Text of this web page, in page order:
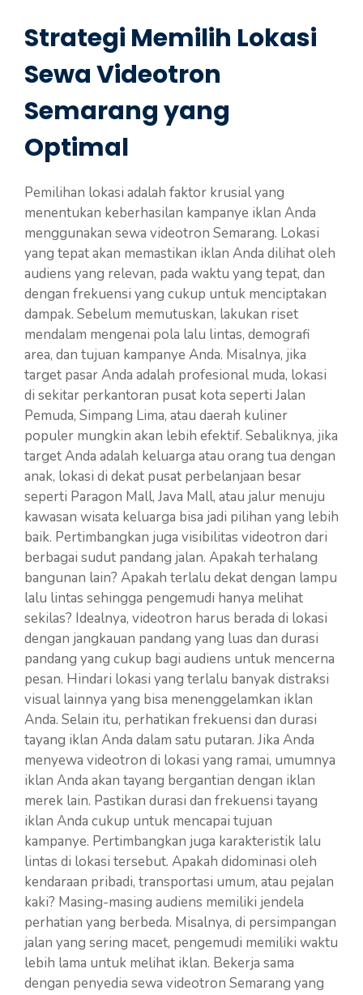
Strategi Memilih Lokasi
Sewa Videotron
Semarang yang
Optimal
Pemilihan lokasi adalah faktor krusial yang
menentukan keberhasilan kampanye iklan Anda
menggunakan sewa videotron Semarang. Lokasi
yang tepat akan memastikan iklan Anda dilihat oleh
audiens yang relevan, pada waktu yang tepat, dan
dengan frekuensi yang cukup untuk menciptakan
dampak. Sebelum memutuskan, lakukan riset
mendalam mengenai pola lalu lintas, demografi
area, dan tujuan kampanye Anda. Misalnya, jika
target pasar Anda adalah profesional muda, lokasi
di sekitar perkantoran pusat kota seperti Jalan
Pemuda, Simpang Lima, atau daerah kuliner
populer mungkin akan lebih efektif. Sebaliknya, jika
target Anda adalah keluarga atau orang tua dengan
anak, lokasi di dekat pusat perbelanjaan besar
seperti Paragon Mall, Java Mall, atau jalur menuju
kawasan wisata keluarga bisa jadi pilihan yang lebih
baik. Pertimbangkan juga visibilitas videotron dari
berbagai sudut pandang jalan. Apakah terhalang
bangunan lain? Apakah terlalu dekat dengan lampu
lalu lintas sehingga pengemudi hanya melihat
sekilas? Idealnya, videotron harus berada di lokasi
dengan jangkauan pandang yang luas dan durasi
pandang yang cukup bagi audiens untuk mencerna
pesan. Hindari lokasi yang terlalu banyak distraksi
visual lainnya yang bisa menenggelamkan iklan
Anda. Selain itu, perhatikan frekuensi dan durasi
tayang iklan Anda dalam satu putaran. Jika Anda
menyewa videotron di lokasi yang ramai, umumnya
iklan Anda akan tayang bergantian dengan iklan
merek lain. Pastikan durasi dan frekuensi tayang
iklan Anda cukup untuk mencapai tujuan
kampanye. Pertimbangkan juga karakteristik lalu
lintas di lokasi tersebut. Apakah didominasi oleh
kendaraan pribadi, transportasi umum, atau pejalan
kaki? Masing-masing audiens memiliki jendela
perhatian yang berbeda. Misalnya, di persimpangan
jalan yang sering macet, pengemudi memiliki waktu
lebih lama untuk melihat iklan. Bekerja sama
dengan penyedia sewa videotron Semarang yang